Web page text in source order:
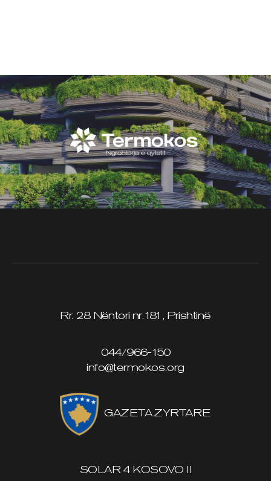
Rr. 28 Nëntori nr.181, Prishtinë
044/966-150
info@termokos.org
GAZETA ZYRTARE
SOLAR 4 KOSOVO II